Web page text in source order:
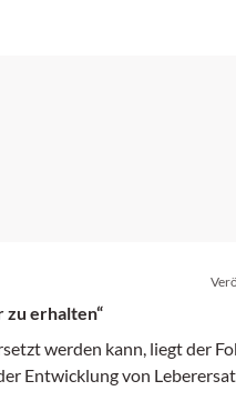
zu erhalten“
werden kann, liegt der
Entwicklung von